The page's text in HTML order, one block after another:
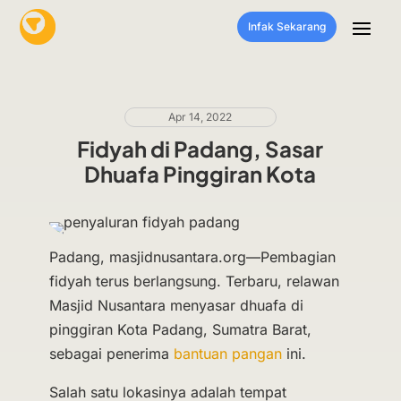
Infak Sekarang
Apr 14, 2022
Fidyah di Padang, Sasar
Dhuafa Pinggiran Kota
Padang, masjidnusantara.org—Pembagian
fidyah terus berlangsung. Terbaru, relawan
Masjid Nusantara menyasar dhuafa di
pinggiran Kota Padang, Sumatra Barat,
sebagai penerima bantuan panganini.
Salah satu lokasinya adalah tempat